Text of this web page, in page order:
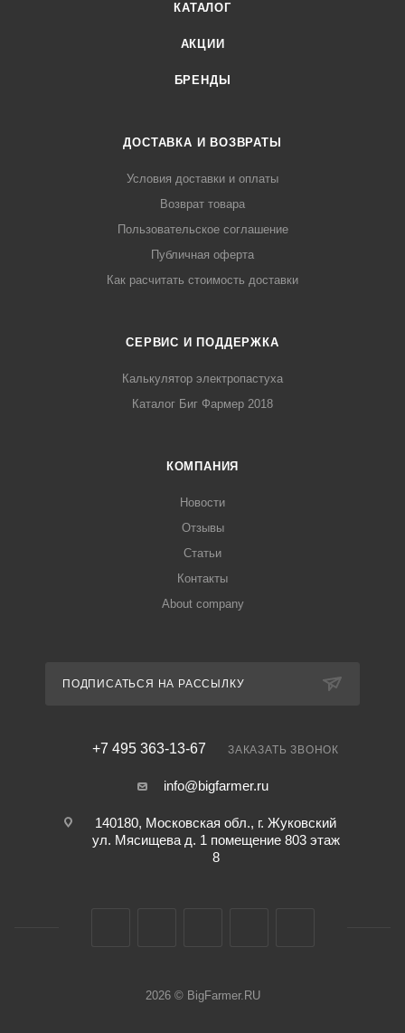
КАТАЛОГ
АКЦИИ
БРЕНДЫ
ДОСТАВКА И ВОЗВРАТЫ
Условия доставки и оплаты
Возврат товара
Пользовательское соглашение
Публичная оферта
Как расчитать стоимость доставки
СЕРВИС И ПОДДЕРЖКА
Калькулятор электропастуха
Каталог Биг Фармер 2018
КОМПАНИЯ
Новости
Отзывы
Статьи
Контакты
About company
ПОДПИСАТЬСЯ НА РАССЫЛКУ
+7 495 363-13-67 ЗАКАЗАТЬ ЗВОНОК
info@bigfarmer.ru
140180, Московская обл., г. Жуковский
ул. Мясищева д. 1 помещение 803 этаж
8
2026 © BigFarmer.RU